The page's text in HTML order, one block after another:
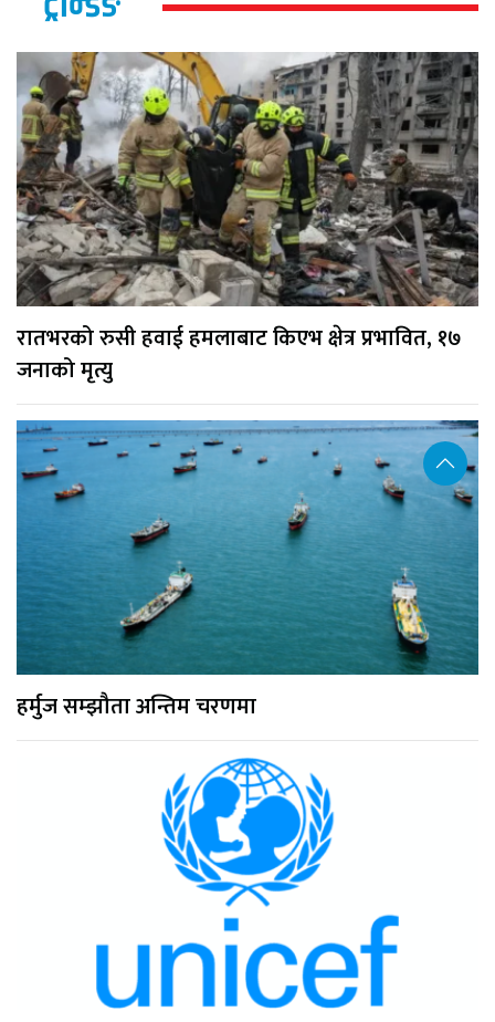
रातभरको रुसी हवाई हमलाबाट किएभ क्षेत्र प्रभावित, १७
जनाको मृत्यु
हर्मुज सम्झौता अन्तिम चरणमा